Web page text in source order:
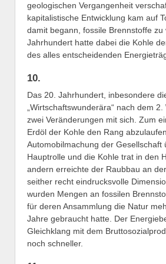
geologischen Vergangenheit
kapitalistische Entwicklung kam auf
damit begann, fossile Brennstoffe zu
Jahrhundert hatte dabei die Kohle
des alles entscheidenden
10.
Das 20. Jahrhundert, inbesondere
„Wirtschaftswunderära“ nach dem
zwei Veränderungen mit sich. Zum
Erdöl der Kohle den Rang
Automobilmachung der Gesellschaft
Hauptrolle und die Kohle trat in den
andern erreichte der Raubbau an
seither recht eindrucksvolle
wurden Mengen an fossilen
für deren Ansammlung die Natur
Jahre gebraucht hatte. Der
Gleichklang mit dem
noch schneller.